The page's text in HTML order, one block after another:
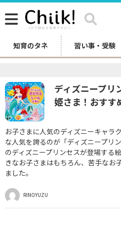
知育のタネ 習い事・受験
ディズニープリ
姫さま！おすす
お子さまに人気のディズニーキャラ
な人気を誇るのが「ディズニープリ
のディズニープリンセスが登場する
きなお子さまはもちろん、苦手なお
ました。
RINOYUZU